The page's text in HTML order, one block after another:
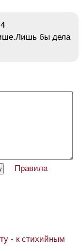
бы дела
Правила
- к стихийным